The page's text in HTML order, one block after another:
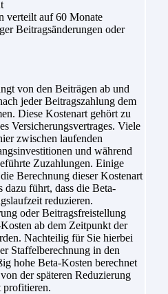
verteilt auf 60 Monate
Beitragsänderungen oder
von den Beiträgen ab und
jeder Beitragszahlung dem
Diese Kostenart gehört zu
Versicherungsvertrages. Viele
zwischen laufenden
und während
Zuzahlungen. Einige
Berechnung dieser Kostenart
führt, dass die Beta-
reduzieren.
oder Beitragsfreistellung
ab dem Zeitpunkt der
Nachteilig für Sie hierbei
Staffelberechnung in den
hohe Beta-Kosten berechnet
der späteren Reduzierung
profitieren.